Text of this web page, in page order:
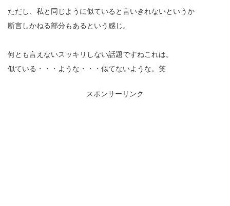
ただし、私と同じように似ていると言いきれないというか
断言しかねる部分もあるという感じ。
何とも言えないスッキリしない話題ですねこれは。
似ている・・・ような・・・似てないような。笑
スポンサーリンク